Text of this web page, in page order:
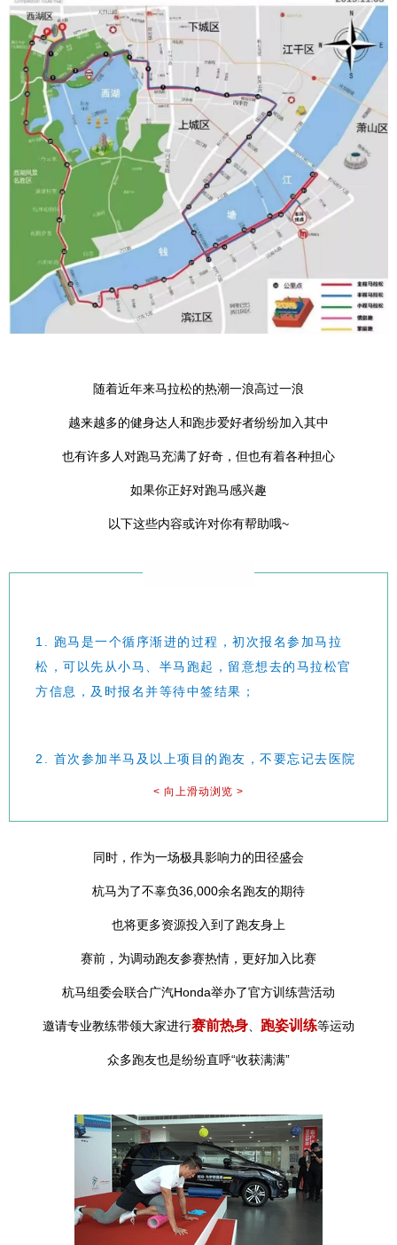
随着近年来马拉松的热潮一浪高过一浪
越来越多的健身达人和跑步爱好者纷纷加入其中
也有许多人对跑马充满了好奇，但也有着各种担心
如果你正好对跑马感兴趣
以下这些内容或许对你有帮助哦~
1. 跑马是一个循序渐进的过程，初次报名参加马拉
松，可以先从小马、半马跑起，留意想去的马拉松官
方信息，及时报名并等待中签结果；
2. 首次参加半马及以上项目的跑友，不要忘记去医院
做个体检，一是为了确保个人身体状况良好，二是报
学的训练规划和饮食安排，让身体提早进入“备战状
4. 跑友应要以安全为第一目标，要学会“放弃”，当身
体出现任何不适时立即放弃比赛并求助他人。
< 向上滑动浏览 >
同时，作为一场极具影响力的田径盛会
杭马为了不辜负36,000余名跑友的期待
也将更多资源投入到了跑友身上
赛前，为调动跑友参赛热情，更好加入比赛
杭马组委会联合广汽Honda举办了官方训练营活动
邀请专业教练带领大家进行赛前热身 跑姿训练等运动
众多跑友也是纷纷直呼“收获满满”